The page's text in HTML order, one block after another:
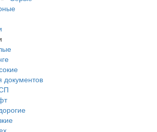
документов